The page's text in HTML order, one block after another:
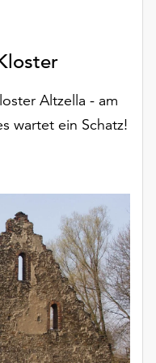
Altzella - am
wartet ein Schatz!